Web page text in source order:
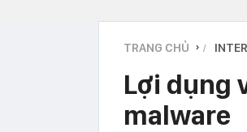
TRANG CHỦ ›
Lợi dụng
malware